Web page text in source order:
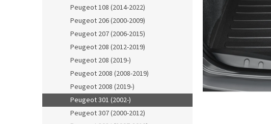
Peugeot 108 (2014-2022)
Peugeot 206 (2000-2009)
Peugeot 207 (2006-2015)
Peugeot 208 (2012-2019)
Peugeot 208 (2019-)
Peugeot 2008 (2008-2019)
Peugeot 2008 (2019-)
Peugeot 301 (2002-)
Peugeot 307 (2000-2012)